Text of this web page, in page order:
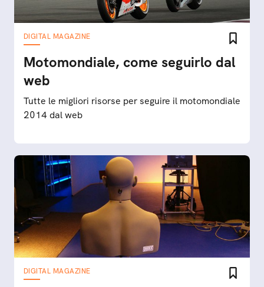
DIGITAL MAGAZINE
Motomondiale, come seguirlo dal
web
Tutte le migliori risorse per seguire il motomondiale
2014 dal web
DIGITAL MAGAZINE